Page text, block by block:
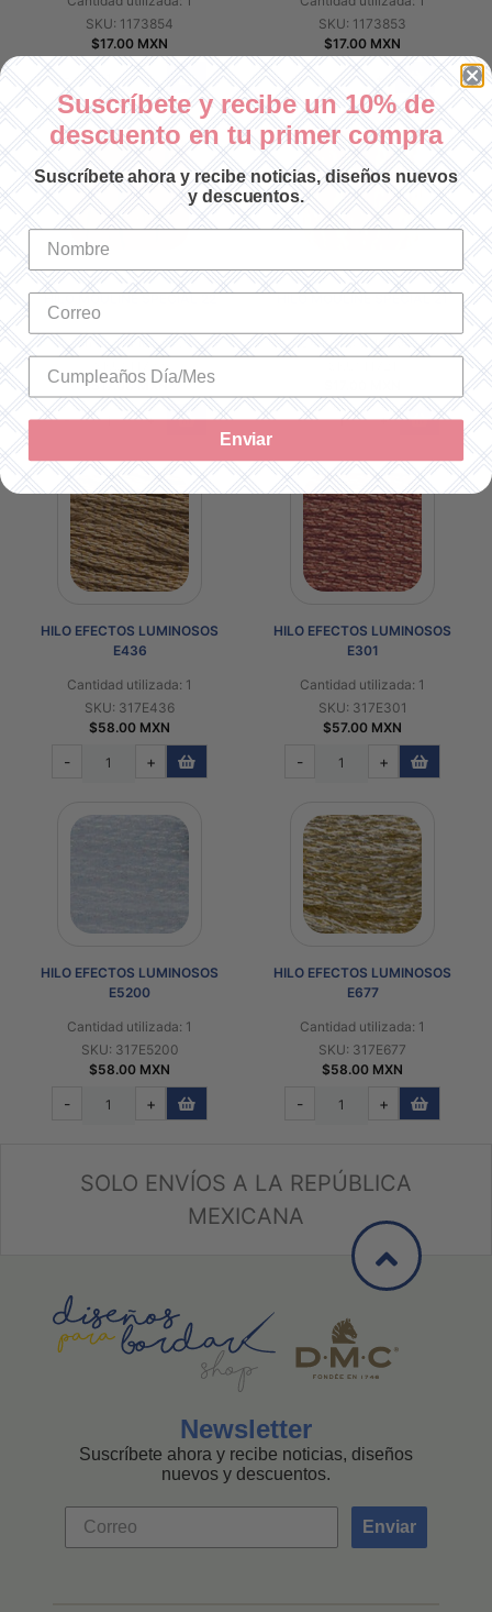
SKU: 1173854
$17.00 MXN
+
SKU: 1173853
$17.00 MXN
-
HILO MOULINÉ SPÉCIAL 22
Cantidad utilizada: 1
SKU: 11722
$17.00 MXN
- +
HILO MOULINÉ SPÉCIAL 21
Cantidad utilizada: 1
- +
HILO EFECTOS LUMINOSOS
E436
Cantidad utilizada: 1
SKU: 317E436
$58.00 MXN
- +
HILO EFECTOS LUMINOSOS
E301
Cantidad utilizada: 1
SKU: 317E301
$57.00 MXN
- +
HILO EFECTOS LUMINOSOS
E5200
Cantidad utilizada: 1
SKU: 317E5200
$58.00 MXN
- +
HILO EFECTOS LUMINOSOS
E677
Cantidad utilizada: 1
SKU: 317E677
$58.00 MXN
- +
SOLO ENVÍOS A LA REPÚBLICA
MEXICANA
Newsletter
Suscríbete ahora y recibe noticias, diseños
nuevos y descuentos.
Enviar
Suscríbete y recibe un 10% de
descuento en tu primer compra
Suscríbete ahora y recibe noticias, diseños nuevos
y descuentos.
Enviar